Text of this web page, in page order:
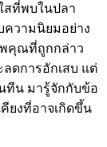
สที่พบในปลา
ความนิยมอย่าง
พคุณที่ถูกกล่าว
ดการอักเสบ แต่
น มารู้จักกับข้อ
ยงที่อาจเกิดขึ้น